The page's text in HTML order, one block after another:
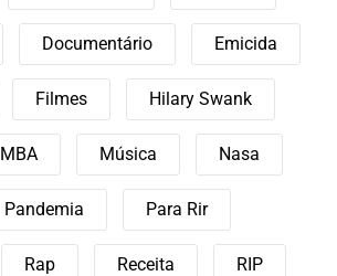
Documentário Emicida
Filmes Hilary Swank
MBA Música Nasa
Pandemia Para Rir
Rap Receita RIP